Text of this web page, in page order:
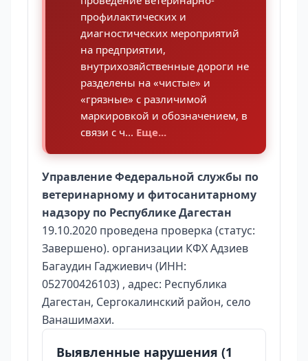
профилактических и
диагностических мероприятий
на предприятии,
внутрихозяйственные дороги не
разделены на «чистые» и
«грязные» с различимой
маркировкой и обозначением, в
связи с ч... Еще...
Управление Федеральной службы по
ветеринарному и фитосанитарному
надзору по Республике Дагестан
19.10.2020 проведена проверка (статус:
Завершено). организации КФХ Адзиев
Багаудин Гаджиевич (ИНН:
052700426103) , адрес: Республика
Дагестан, Сергокалинский район, село
Ванашимахи.
Выявленные нарушения (1